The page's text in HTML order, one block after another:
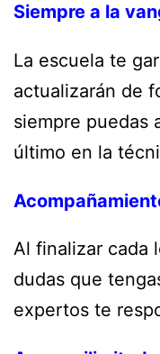
Siempre a la
La escuela te
actualizarán de
siempre puedas
último en la
Al finalizar cada
dudas que
expertos te